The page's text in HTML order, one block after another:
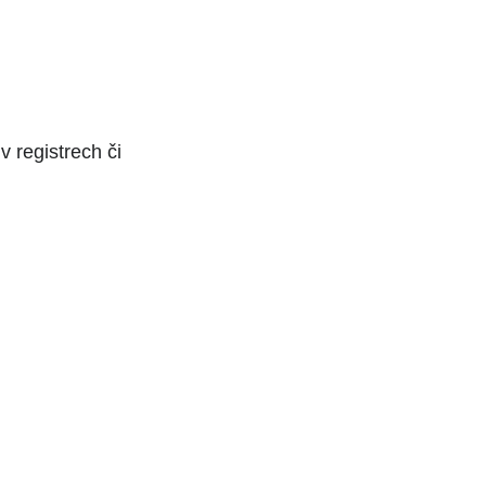
registrech či